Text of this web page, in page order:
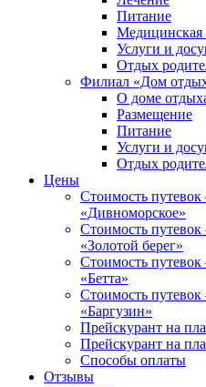
Питание
Медицинская
Услуги и
Отдых
Филиал «Дом
О доме
Размещение
Питание
Услуги и
Отдых
Цены
Стоимость
«Дивноморское»
Стоимость
«Золотой берег»
Стоимость
«Бетта»
Стоимость
«Баргузин»
Прейскурант на
Прейскурант на
Способы оплаты
Отзывы